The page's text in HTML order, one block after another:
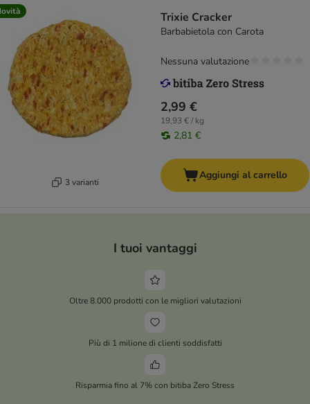
3 varianti
Trixie Cracker
Barbabietola con Carota
2,99 €
19,93 € / kg
2,81 €
Nessuna valutazione
Aggiungi al carrello
I tuoi vantaggi
Oltre 8.000 prodotti con le migliori valutazioni
Più di 1 milione di clienti soddisfatti
Risparmia fino al 7% con bitiba Zero Stress